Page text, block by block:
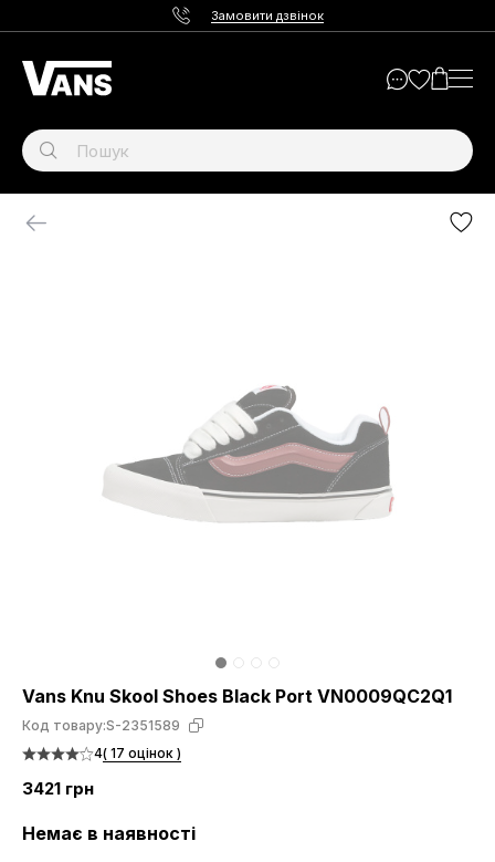
Замовити дзвінок
Vans Knu Skool Shoes Black Port VN0009QC2Q1
Код товару:S-2351589
4( 17 оцінок )
3421 грн
Немає в наявності